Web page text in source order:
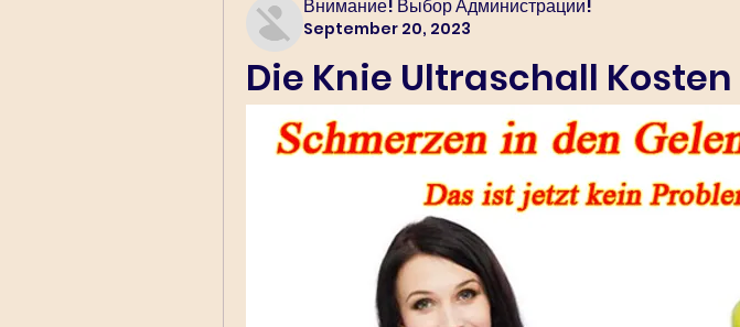
Внимание! Выбор Администрации!
September 20, 2023
Die Knie Ultraschall Kosten